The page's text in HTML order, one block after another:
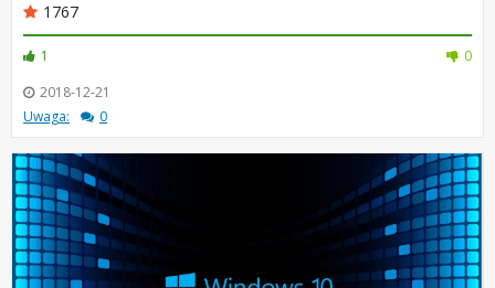
1767
1
0
2018-12-21
Uwaga:
0